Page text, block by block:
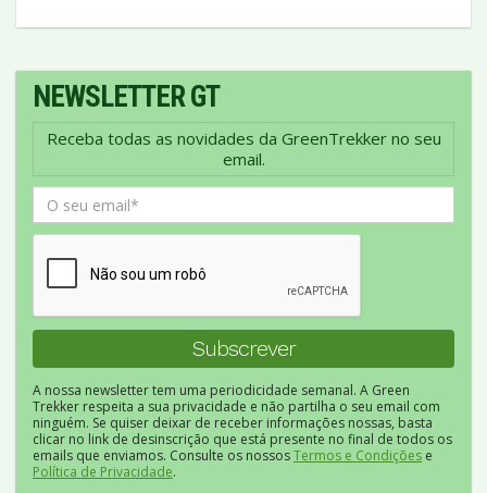
NEWSLETTER GT
Receba todas as novidades da GreenTrekker no seu
email.
A nossa newsletter tem uma periodicidade semanal. A Green
Trekker respeita a sua privacidade e não partilha o seu email com
ninguém. Se quiser deixar de receber informações nossas, basta
clicar no link de desinscrição que está presente no final de todos os
emails que enviamos. Consulte os nossosTermos e Condições e
Política de Privacidade.